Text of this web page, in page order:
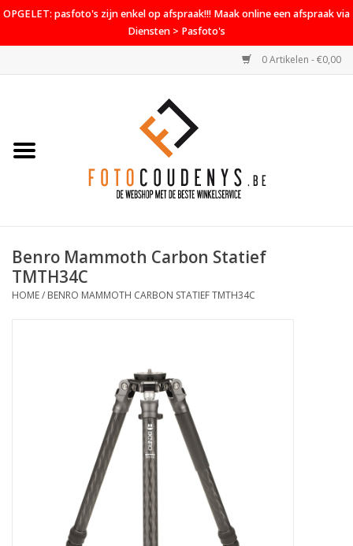
OPGELET: pasfoto's zijn enkel op afspraak!!! Maak online een afspraak via
Diensten > Pasfoto's
0 Artikelen - €0,00
Home
PROMO
Diensten
Benro Mammoth Carbon Statief
TMTH34C
HOME/ BENRO MAMMOTH CARBON STATIEF TMTH34C